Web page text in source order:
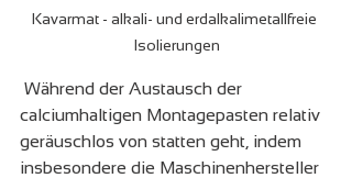
Kavarmat - alkali- und erdalkalimetallfreie
Isolierungen
calciumhaltigen Montagepasten relativ
geräuschlos von statten geht, indem
insbesondere die Maschinenhersteller